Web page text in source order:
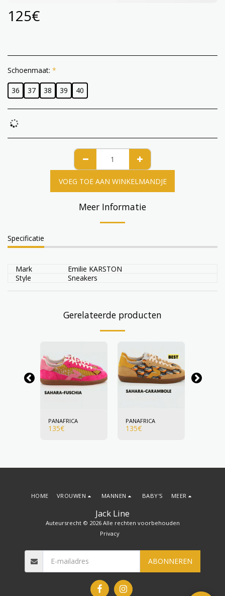
125€
Schoenmaat: *
36 37 38 39 40
VOEG TOE AAN WINKELMANDJE
Meer Informatie
Specificatie
Mark
Emilie KARSTON
Style
Sneakers
Gerelateerde producten
PANAFRICA
135€
PANAFRICA
135€
Jack Line
Auteursrecht © 2026 Alle rechten voorbehouden
Privacy
HOME VROUWEN MANNEN BABY'S MEER
ABONNEREN